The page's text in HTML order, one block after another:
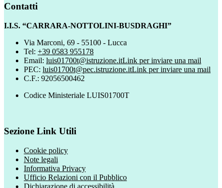
Contatti
I.I.S. “CARRARA-NOTTOLINI-BUSDRAGHI”
Via Marconi, 69 - 55100 - Lucca
Tel: +39 0583 955178
Email: luis01700t@istruzione.itLink per inviare una mail
PEC: luis01700t@pec.istruzione.itLink per inviare una mail
C.F.: 92056500462
Codice Ministeriale LUIS01700T
Sezione Link Utili
Cookie policy
Note legali
Informativa Privacy
Ufficio Relazioni con il Pubblico
Dichiarazione di accessibilità